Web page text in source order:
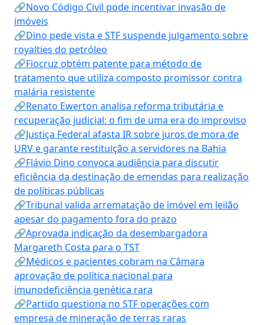
🔗Novo Código Civil pode incentivar invasão de
imóveis
🔗Dino pede vista e STF suspende julgamento sobre
royalties do petróleo
🔗Fiocruz obtém patente para método de
tratamento que utiliza composto promissor contra
malária resistente
🔗Renato Ewerton analisa reforma tributária e
recuperação judicial: o fim de uma era do improviso
🔗Justiça Federal afasta IR sobre juros de mora de
URV e garante restituição a servidores na Bahia
🔗Flávio Dino convoca audiência para discutir
eficiência da destinação de emendas para realização
de políticas públicas
🔗Tribunal valida arrematação de imóvel em leilão
apesar do pagamento fora do prazo
🔗Aprovada indicação da desembargadora
Margareth Costa para o TST
🔗Médicos e pacientes cobram na Câmara
aprovação de política nacional para
imunodeficiência genética rara
🔗Partido questiona no STF operações com
empresa de mineração de terras raras